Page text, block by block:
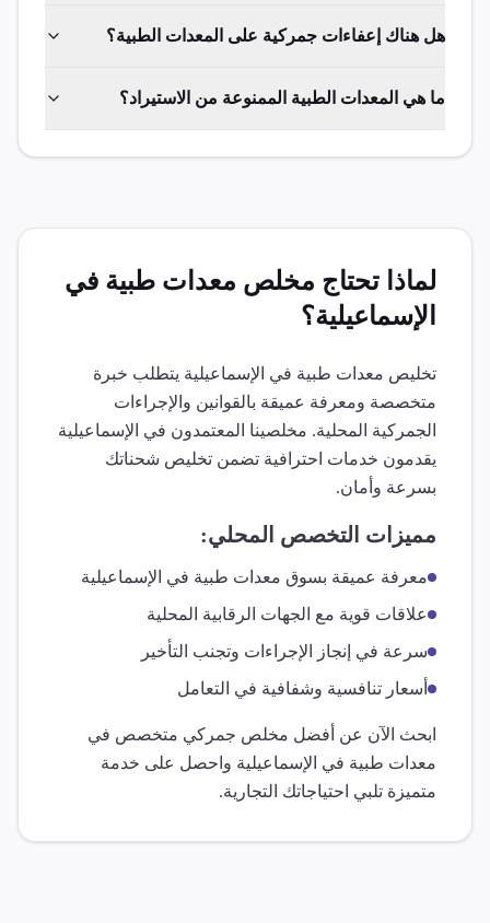
هل هناك إعفاءات جمركية على المعدات الطبية؟
ما هي المعدات الطبية الممنوعة من الاستيراد؟
لماذا تحتاج مخلص معدات طبية في
الإسماعيلية؟
تخليص معدات طبية في الإسماعيلية يتطلب خبرة
متخصصة ومعرفة عميقة بالقوانين والإجراءات
الجمركية المحلية. مخلصينا المعتمدون في الإسماعيلية
يقدمون خدمات احترافية تضمن تخليص شحناتك
بسرعة وأمان.
مميزات التخصص المحلي:
معرفة عميقة بسوق معدات طبية في الإسماعيلية
علاقات قوية مع الجهات الرقابية المحلية
سرعة في إنجاز الإجراءات وتجنب التأخير
أسعار تنافسية وشفافية في التعامل
ابحث الآن عن أفضل مخلص جمركي متخصص في
معدات طبية في الإسماعيلية واحصل على خدمة
متميزة تلبي احتياجاتك التجارية.